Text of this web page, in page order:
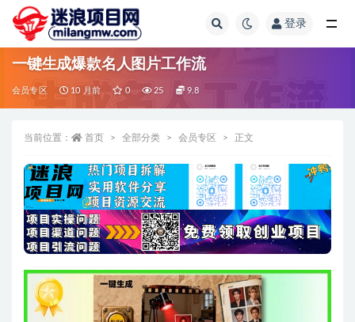
登录
一键生成爆款名人图片工作流
会员专区 10 月前 0 25 9.8
当前位置： 首页 全部分类 会员专区 正文
全部